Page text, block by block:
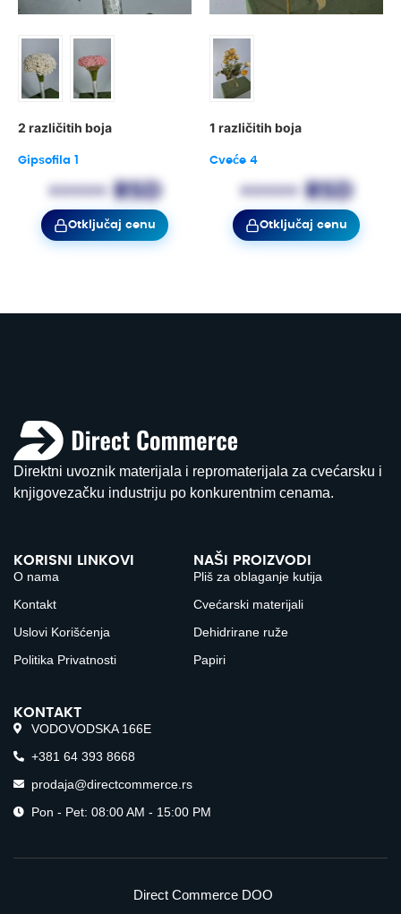
2 različitih boja
Gipsofila 1
••••• RSD
Otključaj cenu
1 različitih boja
Cveće 4
••••• RSD
Otključaj cenu
Direktni uvoznik materijala i repromaterijala za cvećarsku i
knjigovezačku industriju po konkurentnim cenama.
KORISNI LINKOVI
O nama
Kontakt
Uslovi Korišćenja
Politika Privatnosti
NAŠI PROIZVODI
Pliš za oblaganje kutija
Cvećarski materijali
Dehidrirane ruže
Papiri
KONTAKT
VODOVODSKA 166E
+381 64 393 8668
prodaja@directcommerce.rs
Pon - Pet: 08:00 AM - 15:00 PM
Direct Commerce DOO